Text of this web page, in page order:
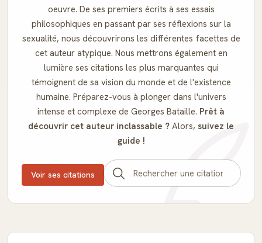
oeuvre. De ses premiers écrits à ses essais
philosophiques en passant par ses réflexions sur la
sexualité, nous découvrirons les différentes facettes de
cet auteur atypique. Nous mettrons également en
lumière ses citations les plus marquantes qui
témoignent de sa vision du monde et de l'existence
humaine. Préparez-vous à plonger dans l'univers
intense et complexe de Georges Bataille. Prêt à
découvrir cet auteur inclassable ? Alors, suivez le
guide !
Voir ses citations